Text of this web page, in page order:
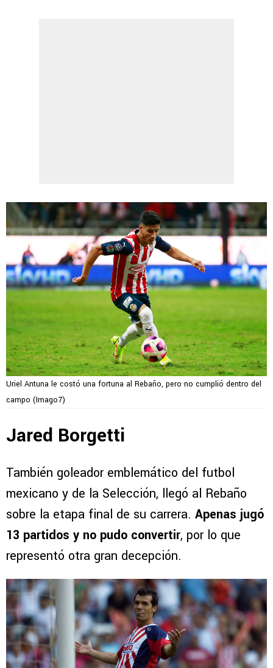
Uriel Antuna le costó una fortuna al Rebaño, pero no cumplió dentro del
campo (Imago7)
Jared Borgetti
También goleador emblemático del futbol
mexicano y de la Selección, llegó al Rebaño
sobre la etapa final de su carrera. Apenas jugó
13 partidos y no pudo convertir, por lo que
representó otra gran decepción.